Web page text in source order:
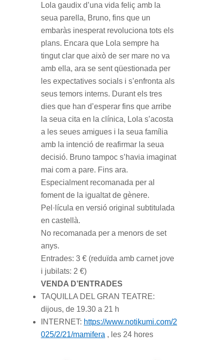
Lola gaudix d’una vida feliç amb la
seua parella, Bruno, fins que un
embaràs inesperat revoluciona tots els
plans. Encara que Lola sempre ha
tingut clar que això de ser mare no va
amb ella, ara se sent qüestionada per
les expectatives socials i s’enfronta als
seus temors interns. Durant els tres
dies que han d’esperar fins que arribe
la seua cita en la clínica, Lola s’acosta
a les seues amigues i la seua família
amb la intenció de reafirmar la seua
decisió. Bruno tampoc s’havia imaginat
mai com a pare. Fins ara.
Especialment recomanada per al
foment de la igualtat de gènere.
Pel·lícula en versió original subtitulada
en castellà.
No recomanada per a menors de set
anys.
Entrades: 3 € (reduïda amb carnet jove
i jubilats: 2 €)
VENDA D’ENTRADES
TAQUILLA DEL GRAN TEATRE:
dijous, de 19.30 a 21 h
INTERNET: https://www.notikumi.com/2
025/2/21/mamifera , les 24 hores